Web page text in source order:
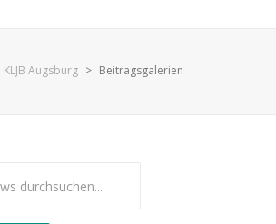
KLJB Augsburg > Beitragsgalerien